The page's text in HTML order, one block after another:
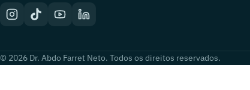
© 2026 Dr. Abdo Farret Neto. Todos os direitos reservados.